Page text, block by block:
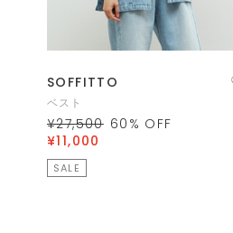
SOFFITTO
ベスト
¥27,500 60 % OFF
¥11,000
SALE